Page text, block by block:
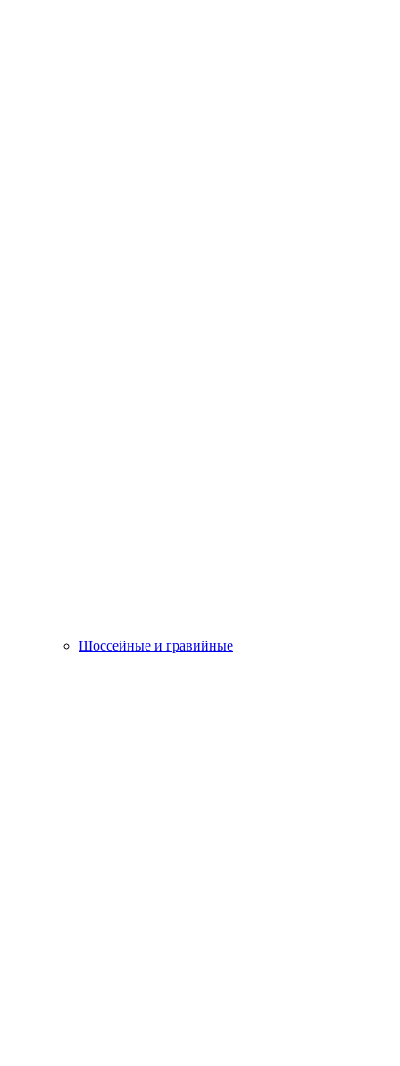
Шоссейные и гравийные